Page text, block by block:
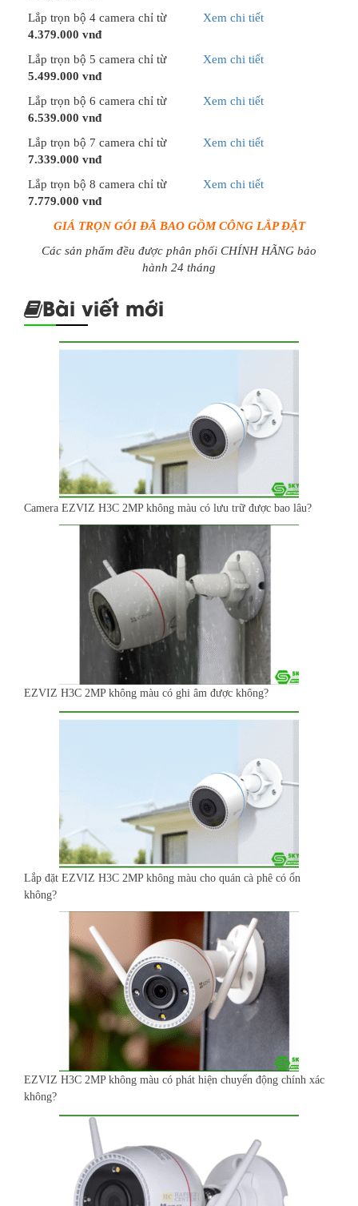
Lắp trọn bộ 4 camera chỉ từ
4.379.000 vnđ
Xem chi tiết
Lắp trọn bộ 5 camera chỉ từ
5.499.000 vnđ
Xem chi tiết
Lắp trọn bộ 6 camera chỉ từ
6.539.000 vnđ
Xem chi tiết
Lắp trọn bộ 7 camera chỉ từ
7.339.000 vnđ
Xem chi tiết
Lắp trọn bộ 8 camera chỉ từ
7.779.000 vnđ
Xem chi tiết
GIÁ TRỌN GÓI ĐÃ BAO GỒM CÔNG LẮP ĐẶT
Các sản phẩm đều được phân phối CHÍNH HÃNG bảo
hành 24 tháng
Bài viết mới
Camera EZVIZ H3C 2MP không màu có lưu trữ được bao lâu?
EZVIZ H3C 2MP không màu có ghi âm được không?
Lắp đặt EZVIZ H3C 2MP không màu cho quán cà phê có ổn
không?
EZVIZ H3C 2MP không màu có phát hiện chuyển động chính xác
không?